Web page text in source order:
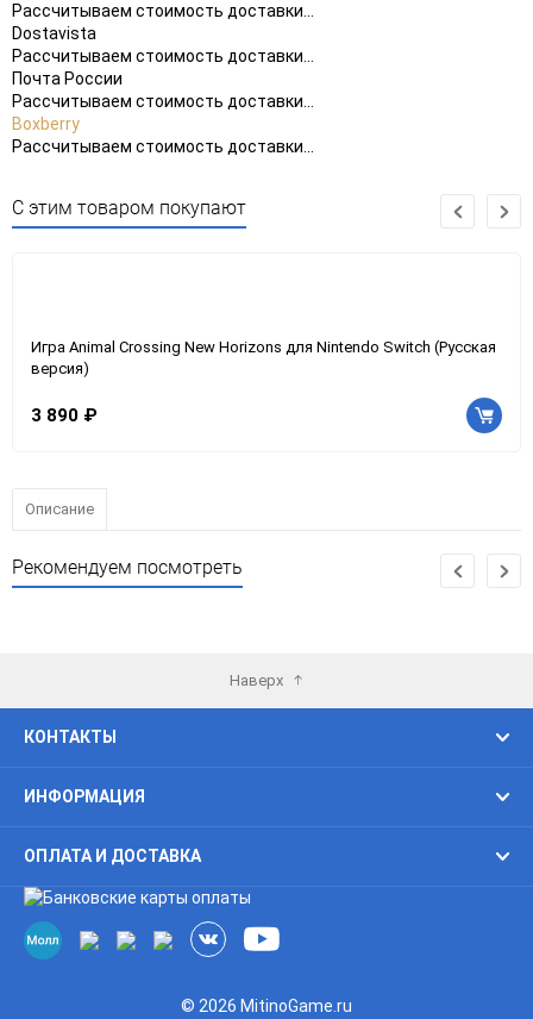
Рассчитываем стоимость доставки...
Dostavista
Рассчитываем стоимость доставки...
Почта России
Рассчитываем стоимость доставки...
Boxberry
Рассчитываем стоимость доставки...
С этим товаром покупают
Игра Animal Crossing New Horizons для Nintendo Switch (Русская
версия)
3 890 ₽
Описание
Рекомендуем посмотреть
Наверх
КОНТАКТЫ
ИНФОРМАЦИЯ
ОПЛАТА И ДОСТАВКА
© 2026 MitinoGame.ru